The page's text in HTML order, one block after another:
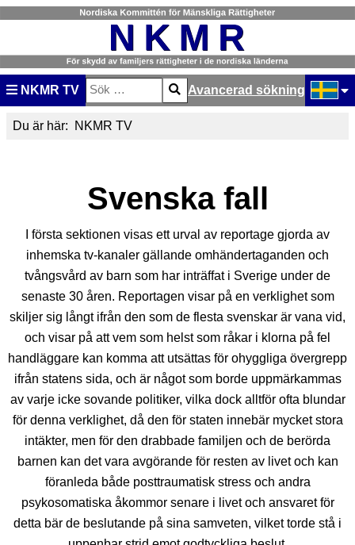
NKMR TV
Sök
Type 2 or more characters for results.
Avancerad sökning
Du är här: NKMR TV
Svenska fall
I första sektionen visas ett urval av reportage gjorda av
inhemska tv-kanaler gällande omhändertaganden och
tvångsvård av barn som har inträffat i Sverige under de
senaste 30 åren. Reportagen visar på en verklighet som
skiljer sig långt ifrån den som de flesta svenskar är vana vid,
och visar på att vem som helst som råkar i klorna på fel
handläggare kan komma att utsättas för ohyggliga övergrepp
ifrån statens sida, och är något som borde uppmärkammas
av varje icke sovande politiker, vilka dock alltför ofta blundar
för denna verklighet, då den för staten innebär mycket stora
intäkter, men för den drabbade familjen och de berörda
barnen kan det vara avgörande för resten av livet och kan
föranleda både posttraumatisk stress och andra
psykosomatiska åkommor senare i livet och ansvaret för
detta bär de beslutande på sina samveten, vilket torde stå i